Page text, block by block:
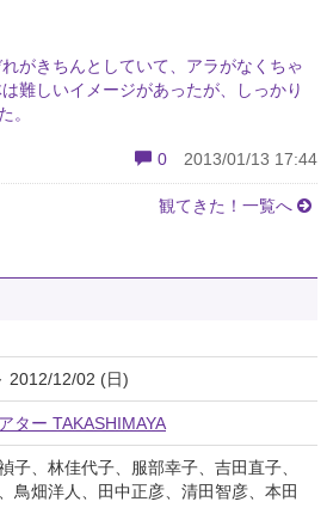
がきちんとしていて、アラがなくちゃ
難しいイメージがあったが、しっかり
。
0 2013/01/13 17:44
観てきた！一覧へ
2012/12/02 (日)
ター TAKASHIMAYA
子、林佳代子、服部幸子、吉田直子、
鳥畑洋人、田中正彦、清田智彦、本田